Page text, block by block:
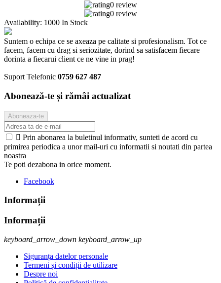
0 review
0 review
Availability: 1000 In Stock
Suntem o echipa ce se axeaza pe calitate si profesionalism. Tot ce
facem, facem cu drag si seriozitate, dorind sa satisfacem fiecare
dorinta a fiecarui client ce ne vine in prag!
Suport Telefonic 0759 627 487
Abonează-te și rămâi actualizat
 Prin abonarea la buletinul informativ, sunteti de acord cu
primirea periodica a unor mail-uri cu informatii si noutati din partea
noastra
Te poti dezabona in orice moment.
Facebook
Informații
Informații
keyboard_arrow_down keyboard_arrow_up
Siguranța datelor personale
Termeni și condiții de utilizare
Despre noi